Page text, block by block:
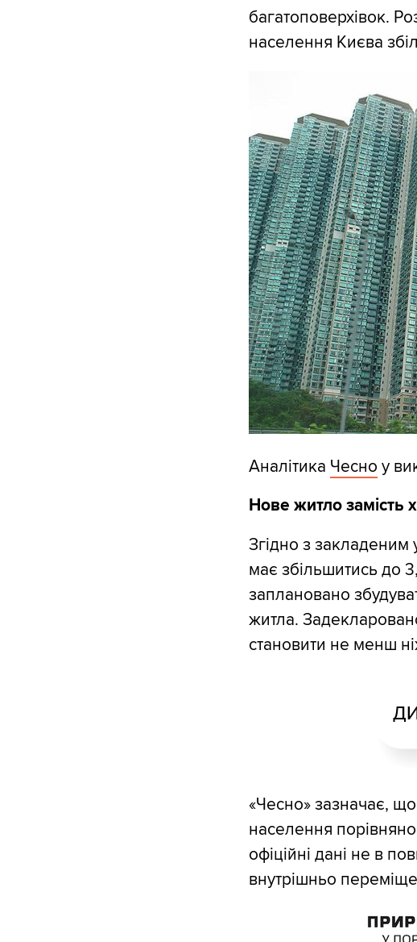
багатоповерхівок.
населення Києва
Аналітика Чесно у
Нове житло замість
Згідно з
має збільшитись до
заплановано
житла.
становити не менш
«Чесно» зазначає,
населення
офіційні дані не в
внутрішньо